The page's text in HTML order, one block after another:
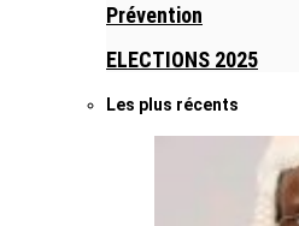
Prévention
ELECTIONS 2025
Les plus récents